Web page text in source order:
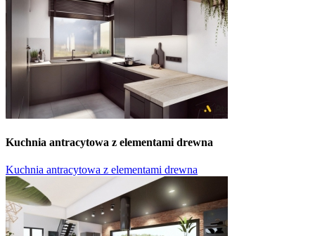
Kuchnia antracytowa z elementami drewna
Kuchnia antracytowa z elementami drewna